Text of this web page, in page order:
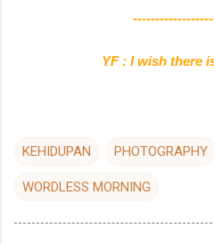
YF : I wish there
KEHIDUPAN PHOTOGRAPHY
WORDLESS MORNING